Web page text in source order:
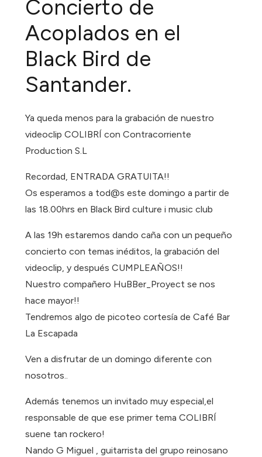
Concierto de
Acoplados en el
Black Bird de
Santander.
Ya queda menos para la grabación de nuestro
videoclip COLIBRÍ con Contracorriente
Production S.L
Recordad, ENTRADA GRATUITA!!
Os esperamos a tod@s este domingo a partir de
las 18.00hrs en Black Bird culture i music club
A las 19h estaremos dando caña con un pequeño
concierto con temas inéditos, la grabación del
videoclip, y después CUMPLEAÑOS!!
Nuestro compañero HuBBer_Proyect se nos
hace mayor!!
Tendremos algo de picoteo cortesía de Café Bar
La Escapada
Ven a disfrutar de un domingo diferente con
nosotros..
Además tenemos un invitado muy especial,el
responsable de que ese primer tema COLIBRÍ
suene tan rockero!
Nando G Miguel , guitarrista del grupo reinosano